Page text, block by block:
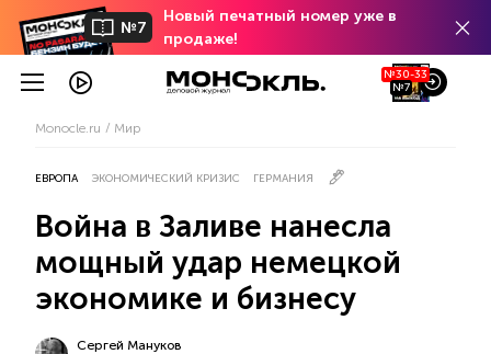
№7
Новый печатный номер уже в
продаже!
№30-33
№7
Monocle.ru Мир
ЕВРОПА ЭКОНОМИЧЕСКИЙ КРИЗИС ГЕРМАНИЯ
Война в Заливе нанесла
мощный удар немецкой
экономике и бизнесу
Сергей Мануков